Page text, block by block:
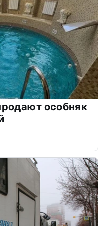
особняк